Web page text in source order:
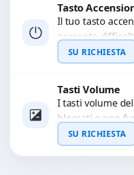
Richiedi
Tasto
Il tuo tasto
presenta
professionale di
sostituzione
SU RICHIESTA
Tasti Volume
I tasti volume
bloccati o non
servizio di
con ricambi...
SU RICHIESTA